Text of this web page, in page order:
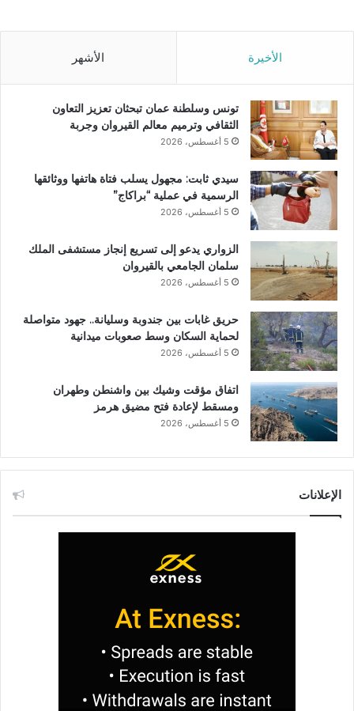
الأخيرة الأشهر
تونس وسلطنة عمان تبحثان تعزيز التعاون
الثقافي وترميم معالم القيروان وجربة
5 أغسطس، 2026
سيدي ثابت: مجهول يسلب فتاة هاتفها ووثائقها
الرسمية في عملية “براكاج”
5 أغسطس، 2026
الزواري يدعو إلى تسريع إنجاز مستشفى الملك
سلمان الجامعي بالقيروان
5 أغسطس، 2026
حريق غابات بين جندوبة وسليانة.. جهود متواصلة
لحماية السكان وسط صعوبات ميدانية
5 أغسطس، 2026
اتفاق مؤقت وشيك بين واشنطن وطهران
ومسقط لإعادة فتح مضيق هرمز
5 أغسطس، 2026
الإعلانات